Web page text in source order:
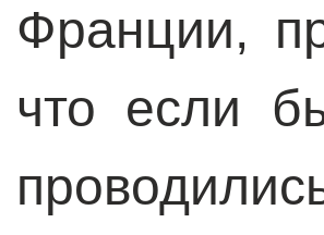
Франции,
что если